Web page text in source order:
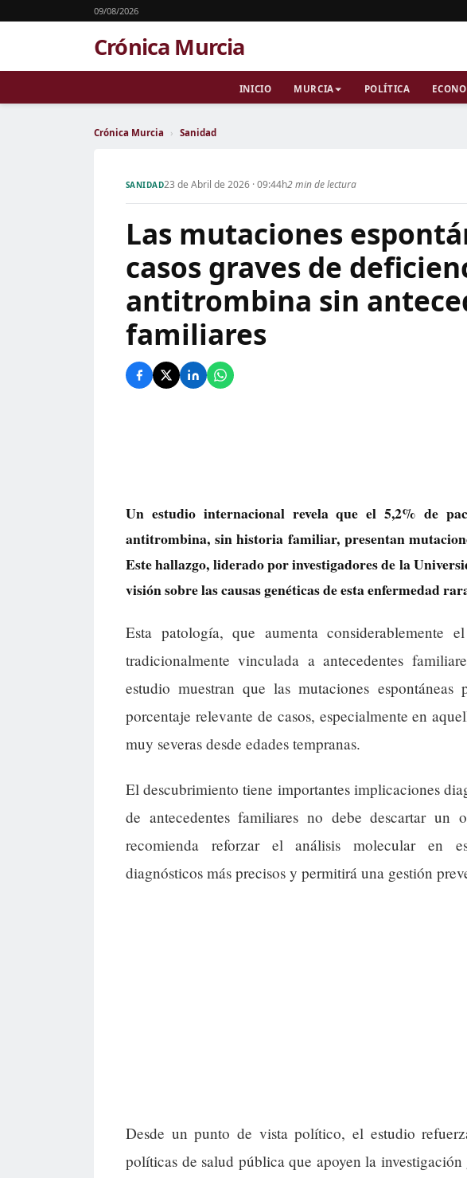
09/08/2026
Crónica Murcia
INICIO MURCIA POLÍTICA
Crónica Murcia › Sanidad
SANIDAD23 de Abril de 2026 · 09:44h2 min de lectura
Las mutaciones
casos graves de
antitrombina sin
familiares
Un estudio internacional revela que el 5,2% de
antitrombina, sin historia familiar, presentan
Este hallazgo, liderado por investigadores de la
visión sobre las causas genéticas de esta enfermedad
Esta patología, que aumenta considerablemente
tradicionalmente vinculada a antecedentes
estudio muestran que las mutaciones espontáneas
porcentaje relevante de casos, especialmente en
muy severas desde edades tempranas.
El descubrimiento tiene importantes implicaciones
de antecedentes familiares no debe descartar
recomienda reforzar el análisis molecular en
diagnósticos más precisos y permitirá una gestión
Desde un punto de vista político, el estudio
políticas de salud pública que apoyen la investigación